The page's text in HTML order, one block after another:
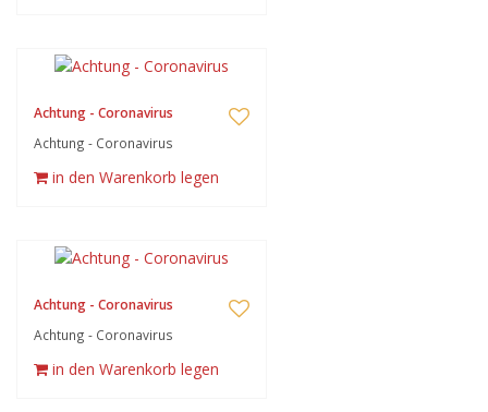
Achtung - Coronavirus
Achtung - Coronavirus
in den Warenkorb legen
Achtung - Coronavirus
Achtung - Coronavirus
in den Warenkorb legen